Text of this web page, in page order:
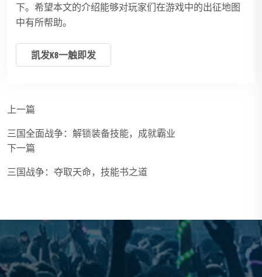
下。希望本文的介绍能够对玩家们在游戏中的出征地图
中有所帮助。
凯发k8一触即发
上一篇
三国全面战争：解锁装备技能，成就霸业
下一篇
三国战争：夺取天命，技能书之道